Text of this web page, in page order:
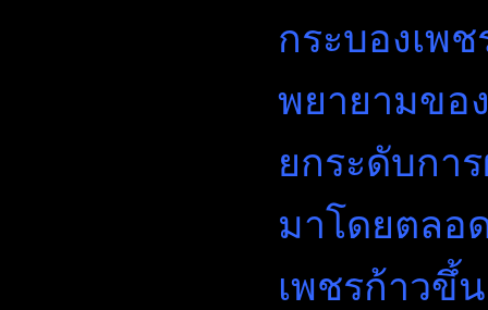
กระบองเพ
พยายามขอ
ยกระดับกา
มาโดยตลอ
เพชรก้าวขึ้